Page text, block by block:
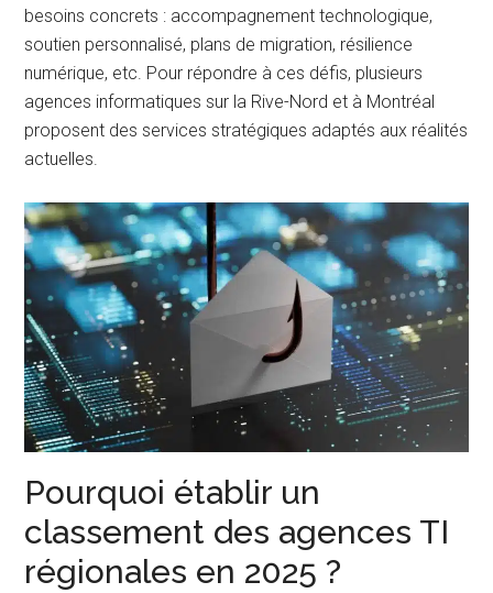
besoins concrets : accompagnement technologique,
soutien personnalisé, plans de migration, résilience
numérique, etc. Pour répondre à ces défis, plusieurs
agences informatiques sur la Rive-Nord et à Montréal
proposent des services stratégiques adaptés aux réalités
actuelles.
Pourquoi établir un
classement des agences TI
régionales en 2025 ?